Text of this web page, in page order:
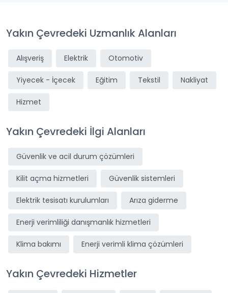
Yakın Çevredeki Uzmanlık Alanları
Alışveriş Elektrik Otomotiv
Yiyecek - İçecek Eğitim Tekstil Nakliyat
Hizmet
Yakın Çevredeki İlgi Alanları
Güvenlik ve acil durum çözümleri
Kilit açma hizmetleri Güvenlik sistemleri
Elektrik tesisatı kurulumları Arıza giderme
Enerji verimliliği danışmanlık hizmetleri
Klima bakımı Enerji verimli klima çözümleri
Yakın Çevredeki Hizmetler